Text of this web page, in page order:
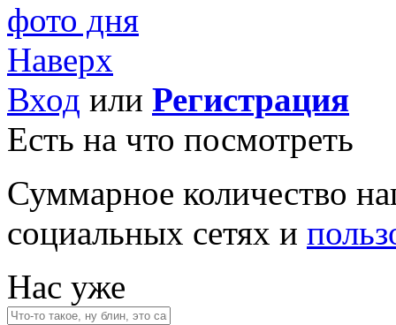
фото дня
Наверх
Вход или Регистрация
Есть на что посмотреть
Суммарное количество
социальных сетях и
Нас уже